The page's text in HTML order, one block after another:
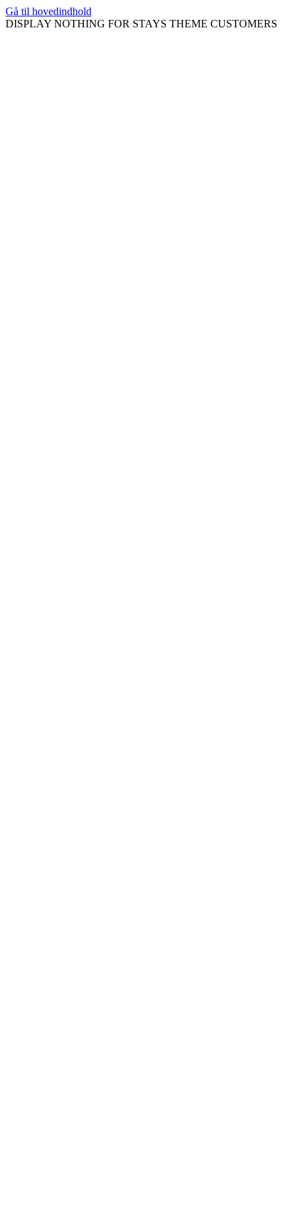
Gå til hovedindhold
DISPLAY NOTHING FOR STAYS THEME CUSTOMERS